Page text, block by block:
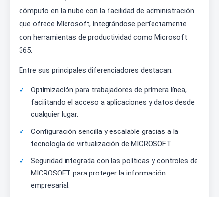
cómputo en la nube con la facilidad de administración
que ofrece Microsoft, integrándose perfectamente
con herramientas de productividad como Microsoft
365.
Entre sus principales diferenciadores destacan:
Optimización para trabajadores de primera línea,
facilitando el acceso a aplicaciones y datos desde
cualquier lugar.
Configuración sencilla y escalable gracias a la
tecnología de virtualización de MICROSOFT.
Seguridad integrada con las políticas y controles de
MICROSOFT para proteger la información
empresarial.